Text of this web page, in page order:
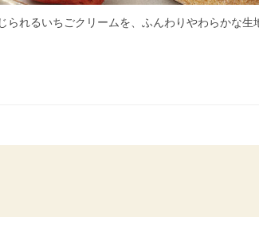
れるいちごクリームを、ふんわりやわらかな